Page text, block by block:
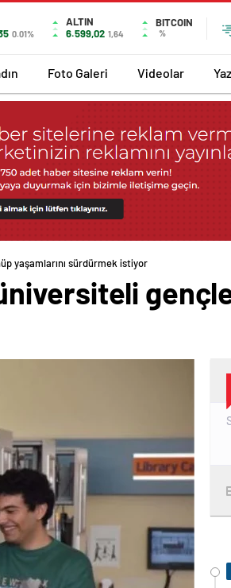
0.01%
ALTIN
6.599,02 1,64
BITCOIN
%
Foto Galeri Videolar
yaşamlarını sürdürmek istiyor